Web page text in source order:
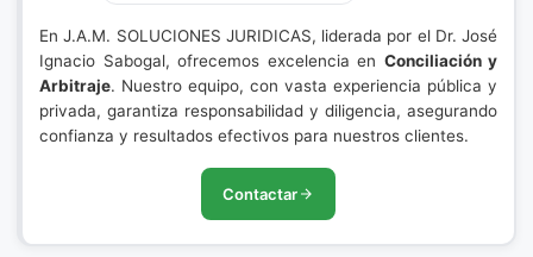
En J.A.M. SOLUCIONES JURIDICAS, liderada por el Dr. José
Ignacio Sabogal, ofrecemos excelencia en Conciliación y
Arbitraje. Nuestro equipo, con vasta experiencia pública y
privada, garantiza responsabilidad y diligencia, asegurando
confianza y resultados efectivos para nuestros clientes.
Contactar